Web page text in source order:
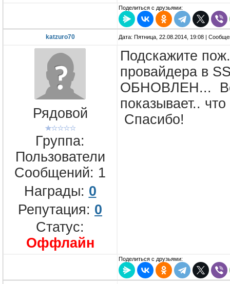
Поделиться с друзьями:
katzuro70 Дата: Пятница, 22.08.2014, 19:08 |
Рядовой
Группа:
Пользователи
Сообщений: 1
Награды: 0
Репутация: 0
Статус:
Оффлайн
Подскажите
провайдера в
ОБНОВЛЕН...
показывает..
Спасибо!
Поделиться с друзьями: